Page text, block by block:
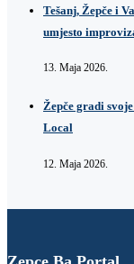
Tešanj, Žepče i
umjesto
13. Maja 2026.
Žepče gradi
Local
12. Maja 2026.